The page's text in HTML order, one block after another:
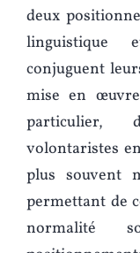
deux
linguistique
conjuguent
mise en
particulier,
volontaristes
plus souvent
permettant de
normalité